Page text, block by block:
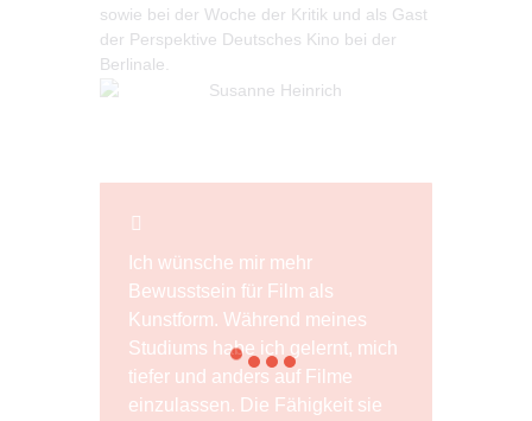
sowie bei der Woche der Kritik und als Gast
der Perspektive Deutsches Kino bei der
Berlinale.
Ich wünsche mir mehr
Bewusstsein für Film als
Kunstform. Während meines
Studiums habe ich gelernt, mich
tiefer und anders auf Filme
einzulassen. Die Fähigkeit sie